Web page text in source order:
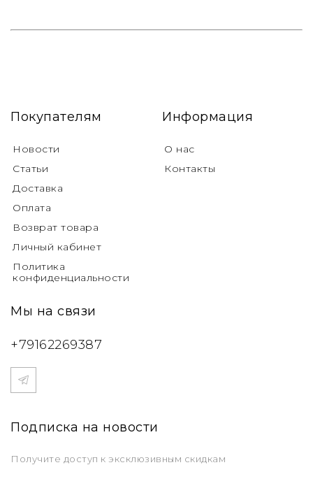
Покупателям
Новости
Статьи
Доставка
Оплата
Возврат товара
Личный кабинет
Политика
конфиденциальности
Информация
О нас
Контакты
Мы на связи
+79162269387
Подписка на новости
Получите доступ к эксклюзивным скидкам